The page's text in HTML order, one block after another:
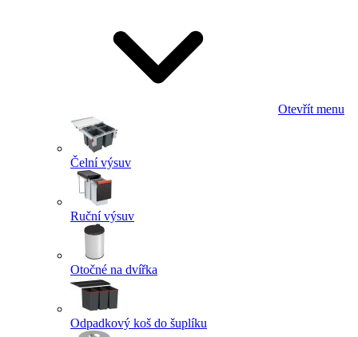
Otevřít menu
Čelní výsuv
Ruční výsuv
Otočné na dvířka
Odpadkový koš do šuplíku